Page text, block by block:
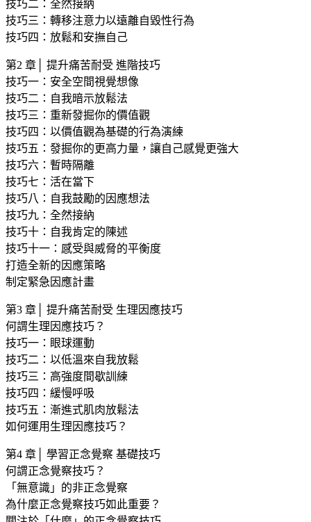
技巧二：全然接納
技巧三：轉移注意力以遠離自毀性行為
技巧四：放鬆和安撫自己
第2 章│ 提升痛苦耐受 進階技巧
技巧一：安全空間視覺想像
技巧二：自我暗示放鬆法
技巧三：重新發掘你的價值觀
技巧四：以價值觀為基礎的行為演練
技巧五：發掘你的更高力量，讓自己感覺更強大
技巧六：暫時隔離
技巧七：活在當下
技巧八：自我鼓勵的因應想法
技巧九：全然接納
技巧十：自我肯定的陳述
技巧十一：感受與威脅的平衡度
打造全新的因應策略
制定緊急因應計畫
第3 章│ 提升痛苦耐受 生理因應技巧
何謂生理因應技巧？
技巧一：眼球運動
技巧二：以低溫來自我放鬆
技巧三：高強度間歇訓練
技巧四：緩慢呼吸
技巧五：漸進式肌肉放鬆法
如何運用生理因應技巧？
第4 章│ 學習正念覺察 基礎技巧
何謂正念覺察技巧？
「無意識」的非正念覺察
為什麼正念覺察技巧如此重要？